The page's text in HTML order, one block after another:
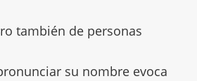
también de personas
su nombre evoca